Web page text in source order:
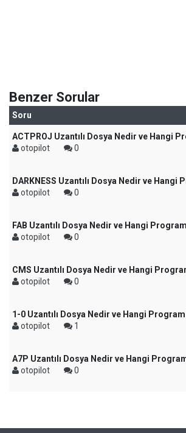
Benzer Sorular
Soru
ACTPROJ Uzantılı Dosya Nedir ve Hangi
otopilot
0
DARKNESS Uzantılı Dosya Nedir ve Hangi
otopilot
0
FAB Uzantılı Dosya Nedir ve Hangi
otopilot
0
CMS Uzantılı Dosya Nedir ve Hangi
otopilot
0
1-0 Uzantılı Dosya Nedir ve Hangi Program
otopilot
1
A7P Uzantılı Dosya Nedir ve Hangi
otopilot
0